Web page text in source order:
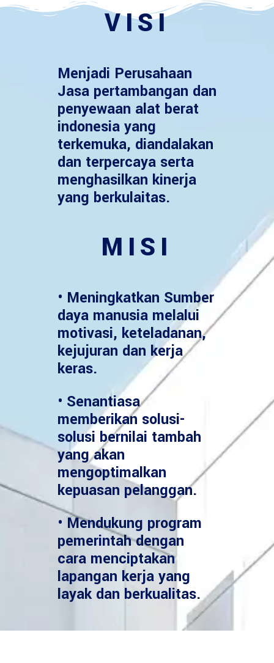
VISI
Menjadi Perusahaan
Jasa pertambangan dan
penyewaan alat berat
indonesia yang
terkemuka, diandalakan
dan terpercaya serta
menghasilkan kinerja
yang berkulaitas.
MISI
• Meningkatkan Sumber
daya manusia melalui
motivasi, keteladanan,
kejujuran dan kerja
keras.
• Senantiasa
memberikan solusi-
solusi bernilai tambah
yang akan
mengoptimalkan
kepuasan pelanggan.
• Mendukung program
pemerintah dengan
cara menciptakan
lapangan kerja yang
layak dan berkualitas.